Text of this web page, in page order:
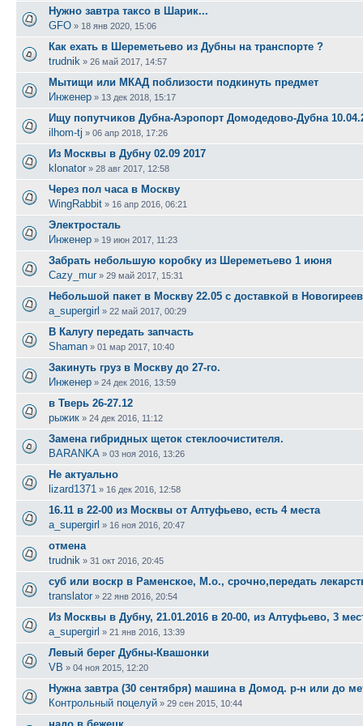
Нужно завтра таксо в Шарик...
GFO » 18 янв 2020, 15:06
Как ехать в Шереметьево из Дубны на транспорте ?
trudnik » 26 май 2017, 14:57
Мытищи или МКАД поблизости подкинуть предмет
Инженер » 13 дек 2018, 15:17
Ищу попутчиков Дубна-Аэропорт Домодедово-Дубна
ilhom-tj » 06 апр 2018, 17:26
Из Москвы в Дубну 02.09 2017
klonator » 28 авг 2017, 12:58
Через пол часа в Москву
WingRabbit » 16 апр 2016, 06:21
Электросталь
Инженер » 19 июн 2017, 11:23
Забрать небольшую коробку из Шереметьево 1 июня
Cazy_mur » 29 май 2017, 15:31
Небольшой пакет в Москву 22.05 с доставкой в
a_supergirl » 22 май 2017, 00:29
В Калугу передать запчасть
Shaman » 01 мар 2017, 10:40
Закинуть груз в Москву до 27-го.
Инженер » 24 дек 2016, 13:59
в Тверь 26-27.12
рыжик » 24 дек 2016, 11:12
Замена гибридных щеток стеклоочистителя.
BARANKA » 03 ноя 2016, 13:26
Не актуально
lizard1371 » 16 дек 2016, 12:58
16.11 в 22-00 из Москвы от Алтуфьево, есть 4 места
a_supergirl » 16 ноя 2016, 20:47
отмена
trudnik » 31 окт 2016, 20:45
суб или воскр в Раменское, М.о., срочно,передать
translator » 22 янв 2016, 20:54
Из Москвы в Дубну, 21.01.2016 в 20-00, из Алтуфьево, 3
a_supergirl » 21 янв 2016, 13:39
Левый берег Дубны-Квашонки
VB » 04 ноя 2015, 12:20
Нужна завтра (30 сентября) машина в Домод. р-н или до
Контрольный поцелуй » 29 сен 2015, 10:44